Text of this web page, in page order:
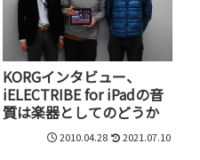
KORGインタビュー、
iELECTRIBE for iPadの音
質は楽器としてのどうか
2010.04.28 2021.07.10